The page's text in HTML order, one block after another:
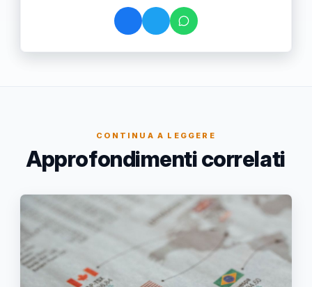
CONTINUA A LEGGERE
Approfondimenti correlati